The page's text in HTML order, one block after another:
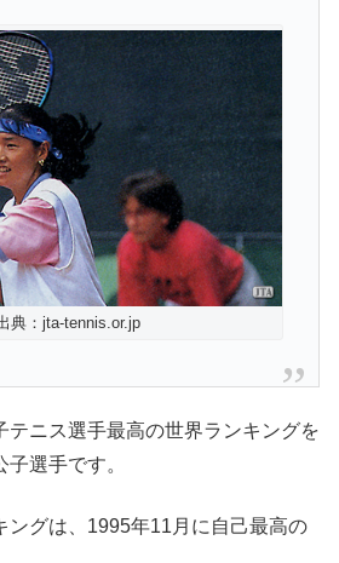
典：jta-tennis.or.jp
テニス選手最高の世界ランキングを
選手です。
ングは、1995年11月に自己最高の